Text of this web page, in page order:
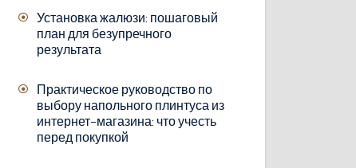
Установка жалюзи: пошаговый
план для безупречного
результата
Практическое руководство по
выбору напольного плинтуса из
интернет-магазина: что учесть
перед покупкой